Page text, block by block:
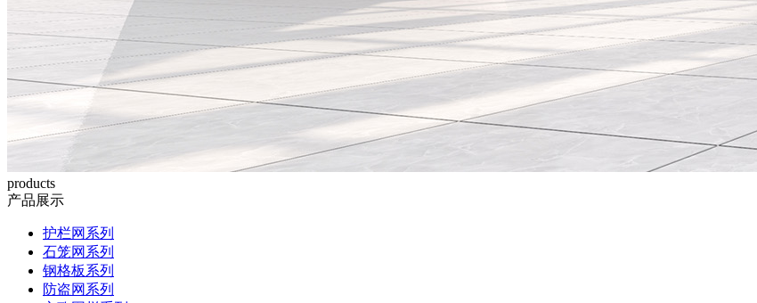
products
产品展示
护栏网系列
石笼网系列
钢格板系列
防盗网系列